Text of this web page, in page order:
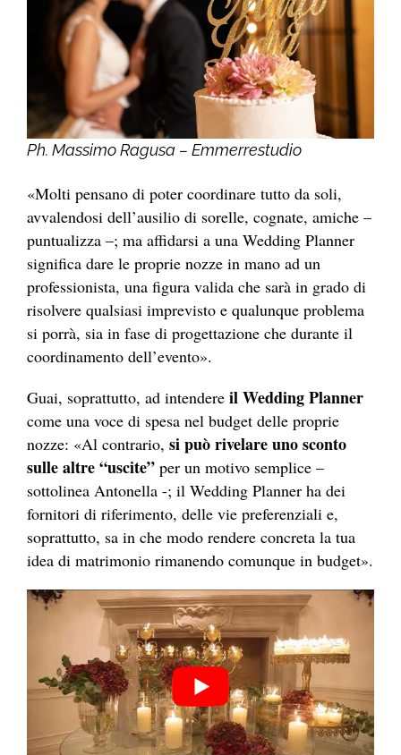
Ph. Massimo Ragusa – Emmerrestudio
«Molti pensano di poter coordinare tutto da soli,
avvalendosi dell’ausilio di sorelle, cognate, amiche –
puntualizza –; ma affidarsi a una Wedding Planner
significa dare le proprie nozze in mano ad un
professionista, una figura valida che sarà in grado di
risolvere qualsiasi imprevisto e qualunque problema
si porrà, sia in fase di progettazione che durante il
coordinamento dell’evento».
Guai, soprattutto, ad intendere il Wedding Planner
come una voce di spesa nel budget delle proprie
nozze: «Al contrario, si può rivelare uno sconto
sulle altre “uscite” per un motivo semplice –
sottolinea Antonella -; il Wedding Planner ha dei
fornitori di riferimento, delle vie preferenziali e,
soprattutto, sa in che modo rendere concreta la tua
idea di matrimonio rimanendo comunque in budget».